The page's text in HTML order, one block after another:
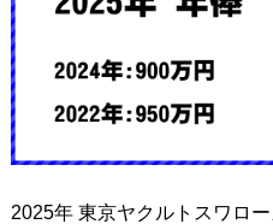
2025年 東京ヤクルトスワロ